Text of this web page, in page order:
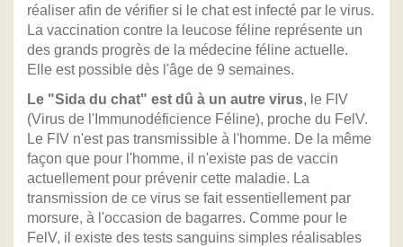
réaliser afin de vérifier si le chat est infecté par le virus.
La vaccination contre la leucose féline représente un
des grands progrès de la médecine féline actuelle.
Elle est possible dès l'âge de 9 semaines.
Le "Sida du chat" est dû à un autre virus, le FIV
(Virus de l'Immunodéficience Féline), proche du FelV.
Le FIV n'est pas transmissible à l'homme. De la même
façon que pour l'homme, il n'existe pas de vaccin
actuellement pour prévenir cette maladie. La
transmission de ce virus se fait essentiellement par
morsure, à l'occasion de bagarres. Comme pour le
FelV, il existe des tests sanguins simples réalisables